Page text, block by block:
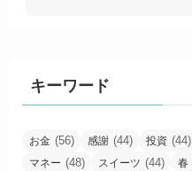
キーワード
お金 (56) 感謝 (44) 投資 (44)
マネー (48) スイーツ (44) 春